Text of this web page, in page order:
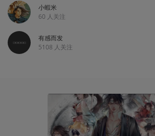
小蝦米
60 人关注
有感而发
5108 人关注